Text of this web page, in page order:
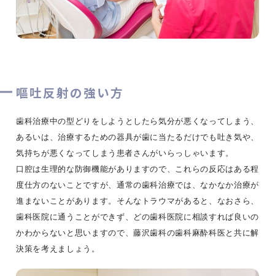
嘔吐反射の強い方
歯科治療中の型どりをしようとしたら気分が悪くなってしまう、
あるいは、治療するための器具が歯に当たるだけでも吐き気や、
気持ちが悪くなってしまう患者さんがいらっしゃいます。
口腔は生理的な防御機能がありますので、これらの反応はある程
度仕方のないことですが、通常の歯科治療では、なかなか治療が
進まないことがあります。そんなトラウマがあると、なおさら、
歯科医院に通うことができず、どの歯科医院に相談すれば良いの
かわからないと思いますので、藤沢歯科の歯科麻酔科医と共に解
決策を考えましょう。